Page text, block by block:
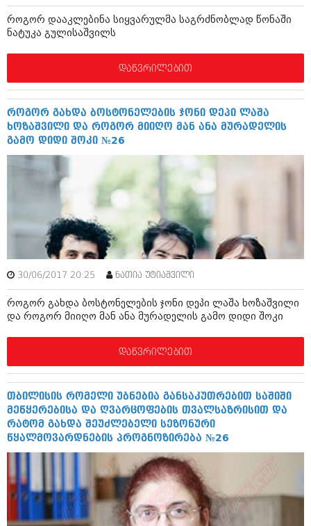
თებერვალი 2014 (318)
იანვარი 2014 (297)
ოქტომბერი 2013 (256)
აგვისტო 2013 (89)
ივლისი 2013 (182)
ივნისი 2013 (212)
მაისი 2013 (259)
აპრილი 2013 (304)
მარტი 2013 (352)
თებერვალი 2013 (204)
დეკემბერი 2012 (98)
ნოემბერი 2012 (295)
ოქტომბერი 2012 (350)
სექტემბერი 2012 (264)
ივლისი 2012 (322)
მაისი 2012 (240)
აპრილი 2012 (294)
მარტი 2012 (259)
თებერვალი 2012 (376)
იანვარი 2012 (322)
ოქტომბერი 2011 (754)
სექტემბერი 2011 (407)
აგვისტო 2011 (249)
ივლისი 2011 (400)
მაისი 2011 (415)
აპრილი 2011 (294)
მარტი 2011 (654)
თებერვალი 2011 (329)
იანვარი 2011 (647)
როგორ დააკლებინა სიყვარულმა საგრძნობლად წონაში
ნატუკა გულისაშვილს
დაწვრილებით
როგორ გახდა ბოსტონელების ჯონი დეპი ლაშა
ხოზაშვილი და როგორ მიიღო მან ანა მურადელის
გამო დიდი შოკი №26
30/06/2017 20:25 ნათია უტიაშვილი
როგორ გახდა ბოსტონელების ჯონი დეპი ლაშა ხოზაშვილი
და როგორ მიიღო მან ანა მურადელის გამო დიდი შოკი
დაწვრილებით
თბილისის რომელი უბნებია განსაკუთრებით საშიში
მეწყერებისა და ღვარცოფების თვალსაზრისით და
რატომ გახდა შეუძლებელი სეზონური
წყალმოვარდნების პროგნოზირება №26